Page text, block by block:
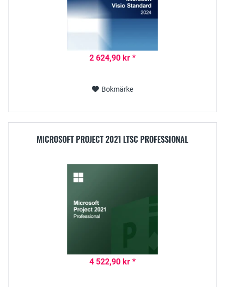
2 624,90 kr *
Bokmärke
MICROSOFT PROJECT 2021 LTSC PROFESSIONAL
4 522,90 kr *